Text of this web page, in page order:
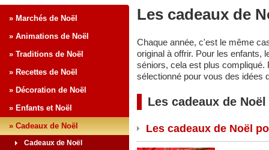
Les cadeaux de
Chaque année, c'est le même
original à offrir. Pour les enfants,
séniors, cela est plus compliqué.
sélectionné pour vous des idées
Les cadeaux de
Les cadeaux de Noël
» Marchés de Noël
» Animations de Noël
» Traditions de Noël
» Recettes de Noël
» Décoration de Noël
» Enfants et Noël
» Cadeaux de Noël
Cadeaux de Noël